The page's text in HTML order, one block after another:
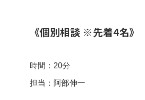
《個別相談 ※先着4名》
時間：20分
担当：阿部伸一